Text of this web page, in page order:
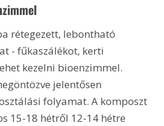
rétegezett, lebontható
- fűkaszálékot, kerti
kezelni bioenzimmel.
jelentősen
folyamat. A komposzt
15-18 hétről 12-14 hétre